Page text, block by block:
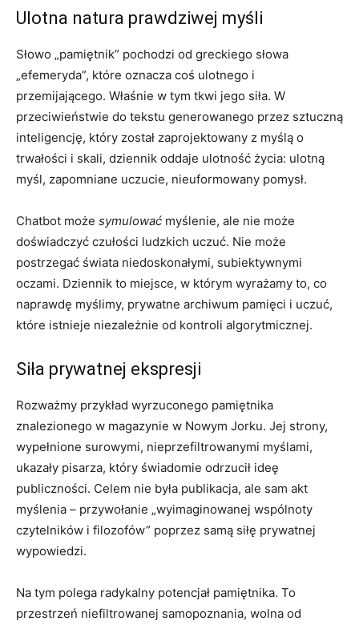
Ulotna natura prawdziwej myśli
Słowo „pamiętnik” pochodzi od greckiego słowa
„efemeryda”, które oznacza coś ulotnego i
przemijającego. Właśnie w tym tkwi jego siła. W
przeciwieństwie do tekstu generowanego przez sztuczną
inteligencję, który został zaprojektowany z myślą o
trwałości i skali, dziennik oddaje ulotność życia: ulotną
myśl, zapomniane uczucie, nieuformowany pomysł.
Chatbot może symulować myślenie, ale nie może
doświadczyć czułości ludzkich uczuć. Nie może
postrzegać świata niedoskonałymi, subiektywnymi
oczami. Dziennik to miejsce, w którym wyrażamy to, co
naprawdę myślimy, prywatne archiwum pamięci i uczuć,
które istnieje niezależnie od kontroli algorytmicznej.
Siła prywatnej ekspresji
Rozważmy przykład wyrzuconego pamiętnika
znalezionego w magazynie w Nowym Jorku. Jej strony,
wypełnione surowymi, nieprzefiltrowanymi myślami,
ukazały pisarza, który świadomie odrzucił ideę
publiczności. Celem nie była publikacja, ale sam akt
myślenia – przywołanie „wyimaginowanej wspólnoty
czytelników i filozofów” poprzez samą siłę prywatnej
wypowiedzi.
Na tym polega radykalny potencjał pamiętnika. To
przestrzeń niefiltrowanej samopoznania, wolna od